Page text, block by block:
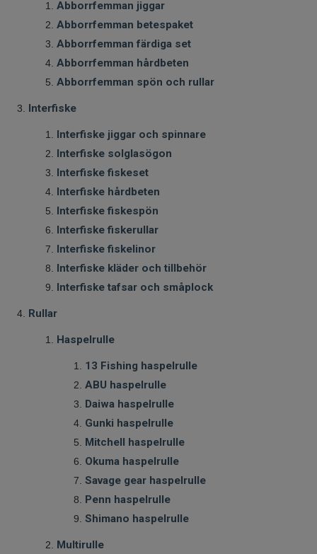
Tillbehör
Flugfiske
Vinterfiske
Trolling
Varumärken
Abborrfemman jiggar
Abborrfemman betespaket
Abborrfemman färdiga set
Abborrfemman hårdbeten
Abborrfemman spön och rullar
Interfiske
Interfiske jiggar och spinnare
Interfiske solglasögon
Interfiske fiskeset
Interfiske hårdbeten
Interfiske fiskespön
Interfiske fiskerullar
Interfiske fiskelinor
Interfiske kläder och tillbehör
Interfiske tafsar och småplock
Rullar
Haspelrulle
13 Fishing haspelrulle
ABU haspelrulle
Daiwa haspelrulle
Gunki haspelrulle
Mitchell haspelrulle
Okuma haspelrulle
Savage gear haspelrulle
Penn haspelrulle
Shimano haspelrulle
Multirulle